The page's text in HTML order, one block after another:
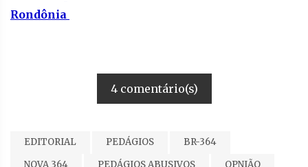
Rondônia
4 comentário(s)
EDITORIAL PEDÁGIOS
BR-364
NOVA 364
PEDÁGIOS ABUSIVOS
OPNIÃO